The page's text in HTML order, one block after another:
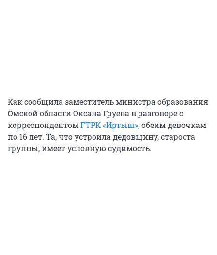
Как сообщила заместитель министра образования
Омской области Оксана Груева в разговоре с
корреспондентомГТРК «Иртыш», обеим девочкам
по 16 лет. Та, что устроила дедовщину, староста
группы, имеет условную судимость.